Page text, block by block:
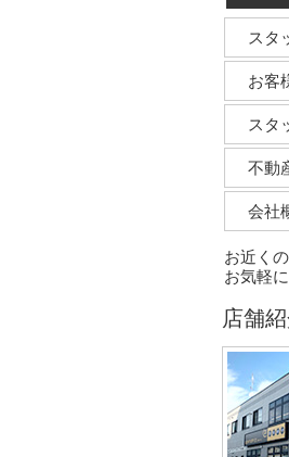
スタ
お客
スタ
不動
会社
お近く
お気軽
店舗